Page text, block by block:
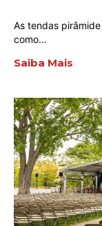
As tendas
como…
Saiba Mais